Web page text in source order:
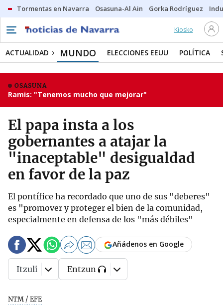
Tormentas en Navarra Osasuna-Al Ain Gorka Rodríguez
Kiosko
ACTUALIDAD MUNDO ELECCIONES EEUU POLÍTICA
OSASUNA
Ramis: "Tenemos mucho que mejorar"
El papa insta a los
gobernantes a atajar la
"inaceptable" desigualdad
en favor de la paz
El pontífice ha recordado que uno de sus "deberes"
es "promover y proteger el bien de la comunidad,
especialmente en defensa de los "más débiles"
NTM / EFE
Añádenos en Google
Itzuli Entzun